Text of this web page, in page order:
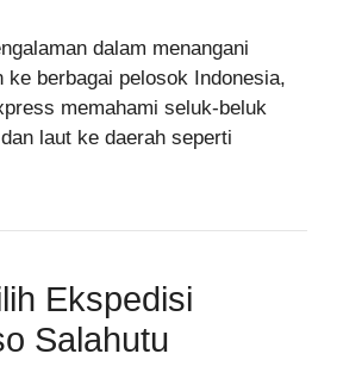
dalam menangani
ke berbagai pelosok Indonesia,
memahami seluk-beluk
laut ke daerah seperti
Ekspedisi
Salahutu